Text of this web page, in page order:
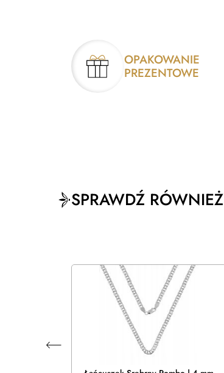
OPAKOWANIE
PREZENTOWE
SPRAWDŹ RÓWNIEŻ